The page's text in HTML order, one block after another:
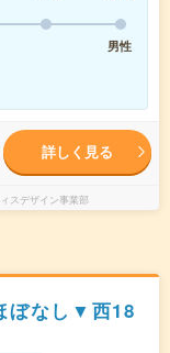
男性
詳しく見る
スデザイン事業部
ぼなし▼西18